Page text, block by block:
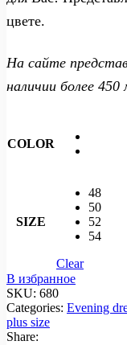
цвете.
На сайте
наличии более 450
COLOR
SIZE
48
50
52
54
Clear
В избранное
SKU: 680
Categories: Evening
plus size
Share: